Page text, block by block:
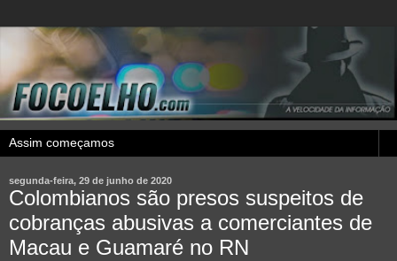
segunda-feira, 29 de junho de 2020
Colombianos são presos suspeitos de
cobranças abusivas a comerciantes de
Macau e Guamaré no RN